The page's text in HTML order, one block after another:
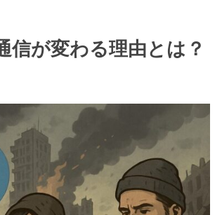
が変わる理由とは？